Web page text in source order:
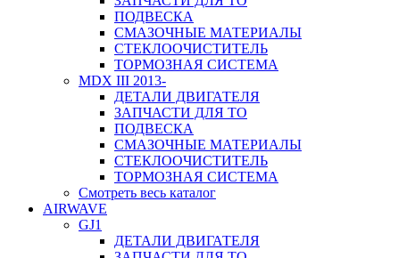
ПОДВЕСКА
СМАЗОЧНЫЕ МАТЕРИАЛЫ
СТЕКЛООЧИСТИТЕЛЬ
ТОРМОЗНАЯ СИСТЕМА
MDX III 2013-
ДЕТАЛИ ДВИГАТЕЛЯ
ЗАПЧАСТИ ДЛЯ ТО
ПОДВЕСКА
СМАЗОЧНЫЕ МАТЕРИАЛЫ
СТЕКЛООЧИСТИТЕЛЬ
ТОРМОЗНАЯ СИСТЕМА
Смотреть весь каталог
AIRWAVE
GJ1
ДЕТАЛИ ДВИГАТЕЛЯ